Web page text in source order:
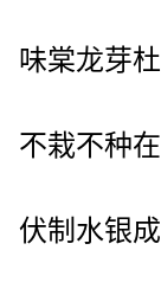
味棠龙芽
不栽不种
伏制水银